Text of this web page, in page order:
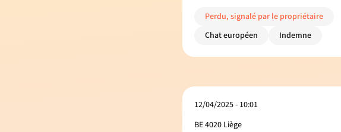
Perdu, signalé par le propriétaire
Chat européen
Indemne
12/04/2025 - 10:01
BE 4020 Liège